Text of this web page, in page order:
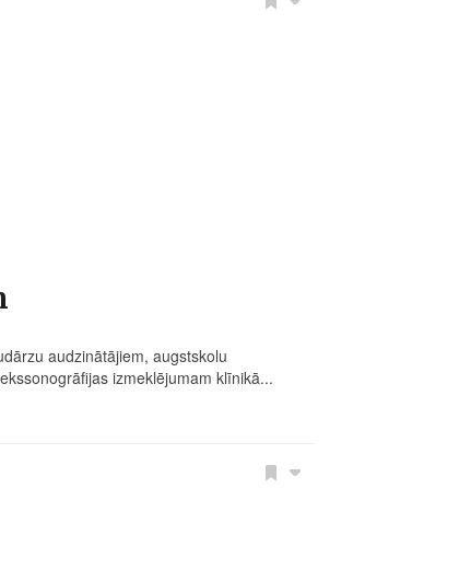
audzinātājiem, augstskolu
izmeklējumam klīnikā...